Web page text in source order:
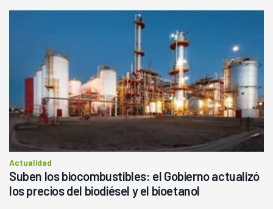
Actualidad
Suben los biocombustibles: el Gobierno actualizó
los precios del biodiésel y el bioetanol